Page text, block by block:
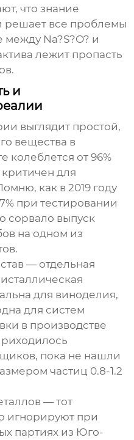
что знание
решает все проблемы
между Na?S?O? и
лежит пропасть
и
выглядит простой,
вещества в
от 96%
для
как в 2019 году
при тестировании
сорвало выпуск
на одном из
— отдельная
для виноделия,
для систем
в производстве
пока не нашли
частиц 0.8-1.2
— тот
игнорируют при
партиях из Юго-